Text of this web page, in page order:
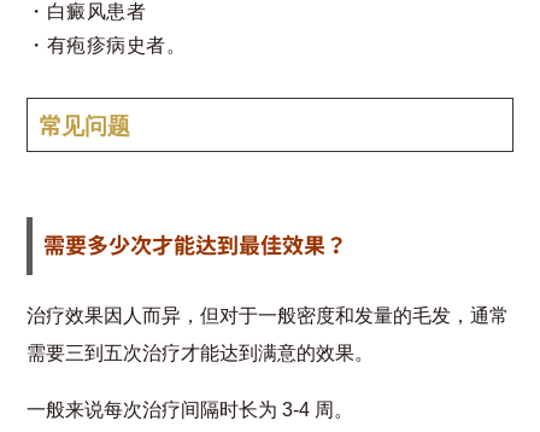
白癜风患者
有疱疹病史者。
常见问题
需要多少次才能达到最佳效果？
治疗效果因人而异，但对于一般密度和发量的毛发，通常
需要三到五次治疗才能达到满意的效果。
一般来说每次治疗间隔时长为 3-4 周。